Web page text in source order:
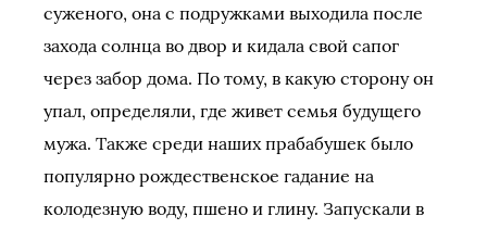
суженого, она с подружками выходила после
захода солнца во двор и кидала свой сапог
через забор дома. По тому, в какую сторону он
упал, определяли, где живет семья будущего
мужа. Также среди наших прабабушек было
популярно рождественское гадание на
колодезную воду, пшено и глину. Запускали в